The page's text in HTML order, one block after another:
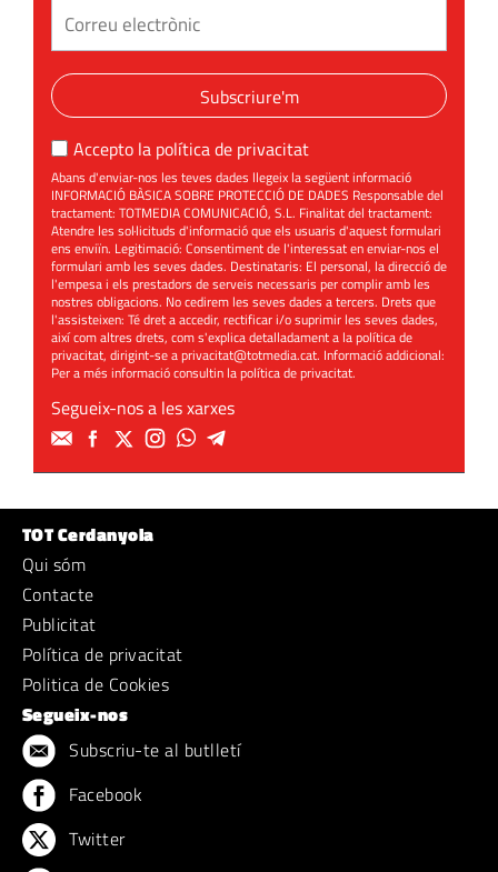
Subscriure'm
Accepto la política de privacitat
Abans d'enviar-nos les teves dades llegeix la següent informació
INFORMACIÓ BÀSICA SOBRE PROTECCIÓ DE DADES Responsable del
tractament: TOTMEDIA COMUNICACIÓ, S.L. Finalitat del tractament:
Atendre les sol·licituds d'informació que els usuaris d'aquest formulari
ens enviïn. Legitimació: Consentiment de l'interessat en enviar-nos el
formulari amb les seves dades. Destinataris: El personal, la direcció de
l'empesa i els prestadors de serveis necessaris per complir amb les
nostres obligacions. No cedirem les seves dades a tercers. Drets que
l'assisteixen: Té dret a accedir, rectificar i/o suprimir les seves dades,
així com altres drets, com s'explica detalladament a la política de
privacitat, dirigint-se aprivacitat@totmedia.cat. Informació addicional:
Per a més informació consultin lapolítica de privacitat.
Segueix-nos a les xarxes
TOT Cerdanyola
Qui sóm
Contacte
Publicitat
Política de privacitat
Politica de Cookies
Segueix-nos
Subscriu-te al butlletí
Facebook
Twitter